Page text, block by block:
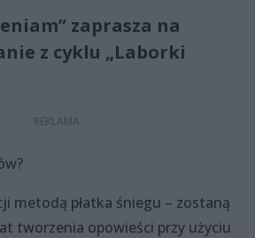
zaprasza na
z cyklu „Laborki
metodą płatka śniegu – zostaną
tworzenia opowieści przy użyciu